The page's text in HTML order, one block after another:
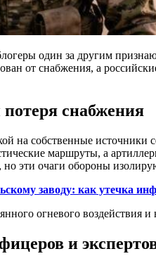
один за другим
от снабжения, а
снабжения
на собственные
маршруты, а
эти очаги обороны
заводу: как утечка
огневого
и